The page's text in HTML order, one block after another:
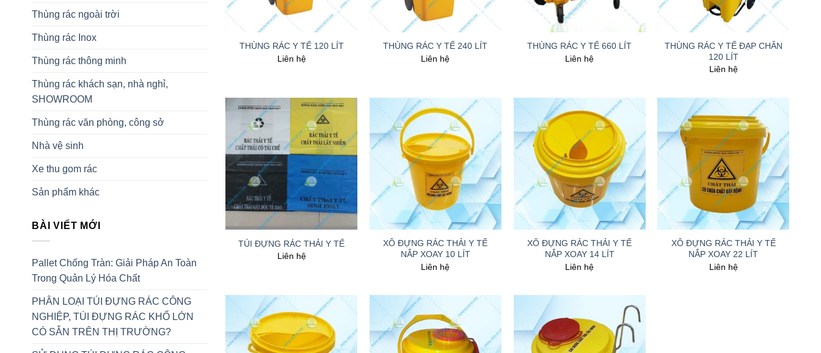
Thùng rác ngoài trời
Thùng rác Inox
Thùng rác thông minh
Thùng rác khách sạn, nhà nghỉ,
SHOWROOM
Thùng rác văn phòng, công sở
Nhà vệ sinh
Xe thu gom rác
Sản phẩm khác
BÀI VIẾT MỚI
Pallet Chống Tràn: Giải Pháp An Toàn
Trong Quản Lý Hóa Chất
PHÂN LOẠI TÚI ĐỰNG RÁC CÔNG
NGHIỆP, TÚI ĐỰNG RÁC KHỔ LỚN
CÓ SẴN TRÊN THỊ TRƯỜNG?
THÙNG RÁC Y TẾ 120 LÍT
Liên hệ
THÙNG RÁC Y TẾ 240 LÍT
Liên hệ
THÙNG RÁC Y TẾ 660 LÍT
Liên hệ
THÙNG RÁC Y TẾ ĐẠP CHÂN
120 LÍT
Liên hệ
TÚI ĐỰNG RÁC THẢI Y TẾ
Liên hệ
XÔ ĐỰNG RÁC THẢI Y TẾ
NẮP XOAY 10 LÍT
Liên hệ
XÔ ĐỰNG RÁC THẢI Y TẾ
NẮP XOAY 14 LÍT
Liên hệ
XÔ ĐỰNG RÁC THẢI Y TẾ
NẮP XOAY 22 LÍT
Liên hệ